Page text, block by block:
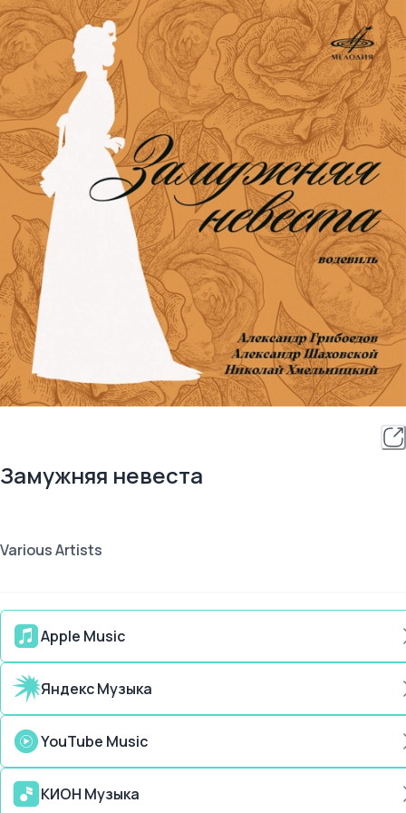
Замужняя невеста
Various Artists
Apple Music
Яндекс Музыка
YouTube Music
КИОН Музыка